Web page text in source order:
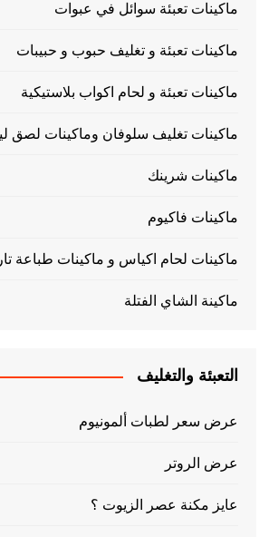
ماكينات تعبئة سوائل في عبوات
ماكينات تعبئة و تغليف حبوب و حبيبات
ماكينات تعبئة و لحام اكواب بلاستيكية
ماكينات تغليف سلوفان وماكينات لصق
ماكينات شرينك
ماكينات فاكيوم
ماكينات لحام اكياس و ماكينات طباعة
ماكينة الشاي الفتلة
التعبئة والتغليف
عرض سعر لطبات ألمونيوم
عرض الروتر
عايز مكنة عصر الزيوت ؟